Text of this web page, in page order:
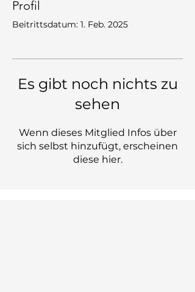
Profil
Beitrittsdatum: 1. Feb. 2025
Es gibt noch nichts zu
sehen
Wenn dieses Mitglied Infos über
sich selbst hinzufügt, erscheinen
diese hier.